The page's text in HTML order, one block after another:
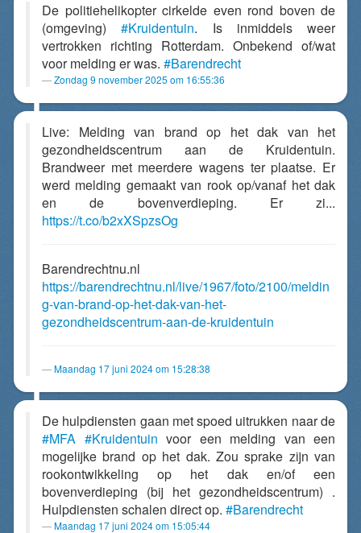
De politiehelikopter cirkelde even rond boven de
(omgeving)#Kruidentuin. Is inmiddels weer
vertrokken richting Rotterdam. Onbekend of/wat
voor melding er was. #Barendrecht
Zondag 9 november 2025 om 16:55:36
Live: Melding van brand op het dak van het
gezondheidscentrum aan de Kruidentuin.
Brandweer met meerdere wagens ter plaatse. Er
werd melding gemaakt van rook op/vanaf het dak
en de bovenverdieping. Er zi...
https://t.co/b2xXSpzsOg
Barendrechtnu.nl
https://barendrechtnu.nl/live/1967/foto/2100/meldin
g-van-brand-op-het-dak-van-het-
gezondheidscentrum-aan-de-kruidentuin
Maandag 17 juni 2024 om 15:28:38
De hulpdiensten gaan met spoed uitrukken naar de
#MFA #Kruidentuin voor een melding van een
mogelijke brand op het dak. Zou sprake zijn van
rookontwikkeling op het dak en/of een
bovenverdieping (bij het gezondheidscentrum) .
Hulpdiensten schalen direct op. #Barendrecht
Maandag 17 juni 2024 om 15:05:44